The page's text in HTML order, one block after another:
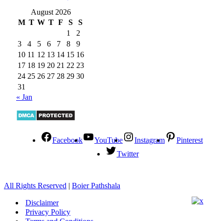
August 2026
M T W T F S
S
1
2
3
4 5 6 7 8
9
10 11 12 13 14 15 16
17 18 19 20 21 22 23
24 25 26 27 28 29 30
31
« Jan
Facebook YouTube Instagram
Pinterest
Twitter
All Rights Reserved | Boier Pathshala
Disclaimer
Privacy Policy